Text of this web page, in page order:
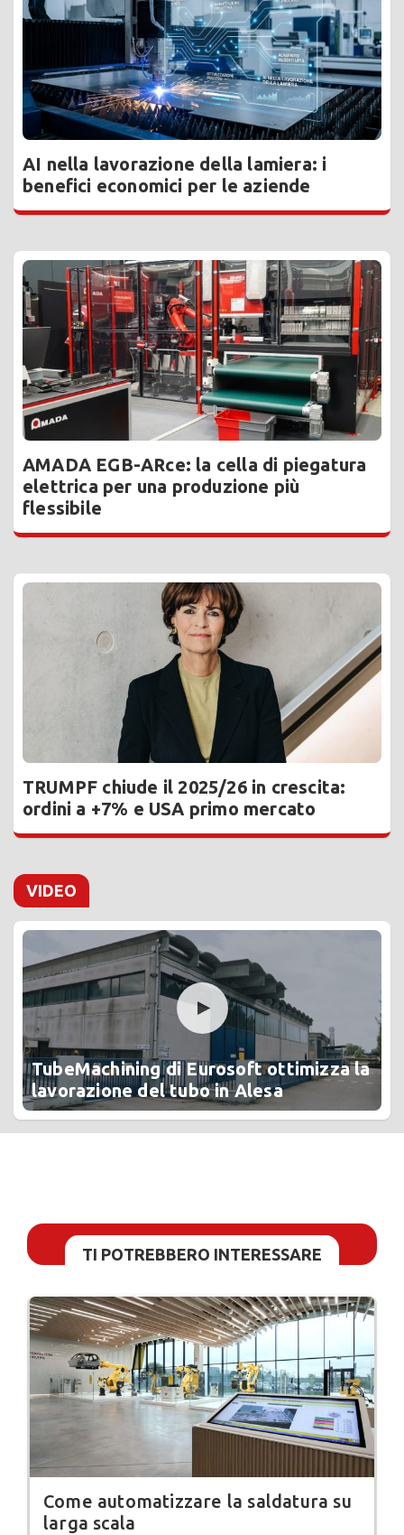
AI nella lavorazione della lamiera: i
benefici economici per le aziende
AMADA EGB-ARce: la cella di piegatura
elettrica per una produzione più
flessibile
TRUMPF chiude il 2025/26 in crescita:
ordini a +7% e USA primo mercato
VIDEO
TubeMachining di Eurosoft ottimizza la
lavorazione del tubo in Alesa
TI POTREBBERO INTERESSARE
Come automatizzare la saldatura su
larga scala